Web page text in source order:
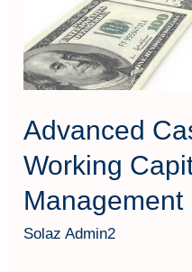
Advanced
Working
Management
Solaz Admin2
Management